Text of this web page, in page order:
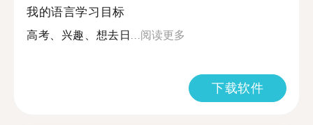
我的语言学习目标
高考、兴趣、想去日... 阅读更多
下载软件